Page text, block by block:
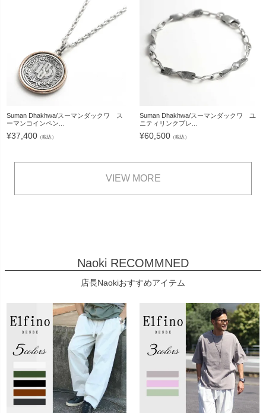
Suman Dhakhwa/スーマンダックワ ス
ーマンコインペン...
¥37,400 （税込）
Suman Dhakhwa/スーマンダックワ ユ
ニティリンクブレ...
¥60,500 （税込）
VIEW MORE
Naoki RECOMMNED
店長Naokiおすすめアイテム